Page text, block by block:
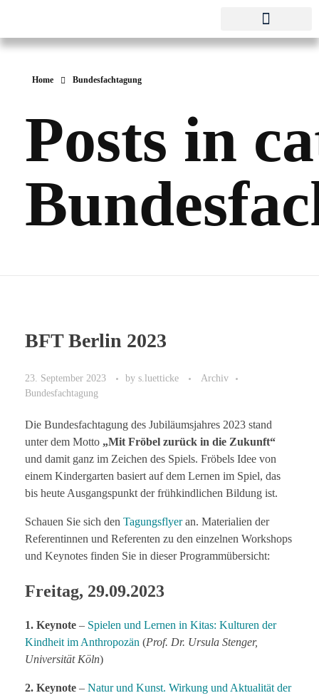
Pestalozzi-Fröbel-Verband e.V.
Home Bundesfachtagung
Posts in
BFT Berlin 2023
23. September 2023 by s.luetticke
Archiv
Bundesfachtagung
Die Bundesfachtagung des Jubiläumsjahres 2023 stand
unter dem Motto „Mit Fröbel zurück in die Zukunft“
und damit ganz im Zeichen des Spiels. Fröbels Idee von
einem Kindergarten basiert auf dem Lernen im Spiel, das
bis heute Ausgangspunkt der frühkindlichen Bildung ist.
Schauen Sie sich den Tagungsflyeran. Materialien der
Referentinnen und Referenten zu den einzelnen Workshops
und Keynotes finden Sie in dieser Programmübersicht:
Freitag, 29.09.2023
1. Keynote – Spielen und Lernen in Kitas: Kulturen der
Kindheit im Anthropozän (Prof. Dr. Ursula Stenger,
Universität Köln)
2. Keynote – Natur und Kunst. Wirkung und Aktualität der